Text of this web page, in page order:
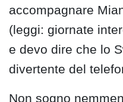
accompagnare
(leggi: giornate
e devo dire che lo
divertente del
Non sogno